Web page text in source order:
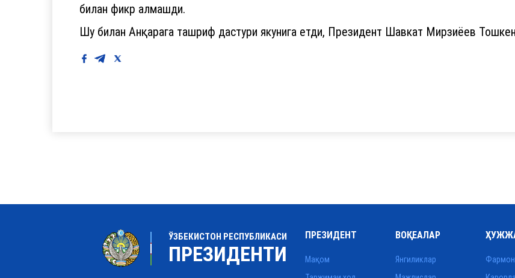
билан фикр алмашди.
Шу билан Анқарага ташриф дастури якунига етди, Президент Шавкат Мирзиёев
ЎЗБЕКИСТОН РЕСПУБЛИКАСИ
ПРЕЗИДЕНТИ
ПРЕЗИДЕНТ
Мақом
ВОҚЕАЛАР
Янгиликлар